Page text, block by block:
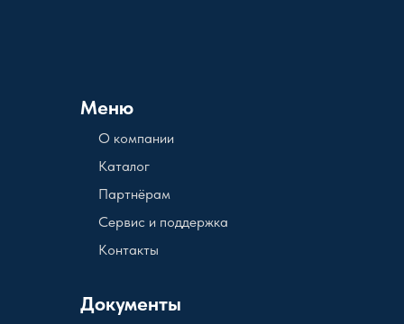
Меню
О компании
Документы
Каталог
Партнёрам
Сервис и поддержка
Контакты